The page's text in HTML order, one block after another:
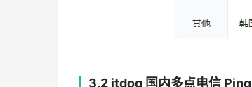
3.2 itdog 国内多点电信 Ping